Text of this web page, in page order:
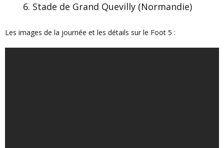
Stade de Grand Quevilly (Normandie)
Les images de la journée et les détails sur le Foot 5 :